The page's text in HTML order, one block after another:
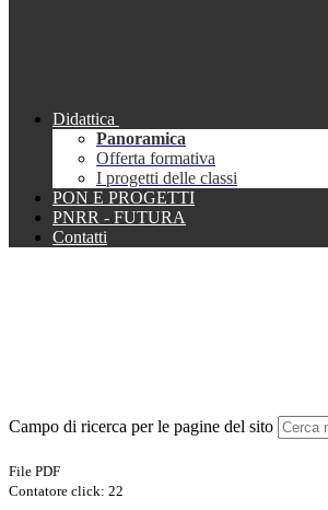
Didattica
Panoramica
Offerta formativa
I progetti delle classi
PON E PROGETTI
PNRR - FUTURA
Contatti
Campo di ricerca per le pagine del sito
File PDF
Contatore click: 22